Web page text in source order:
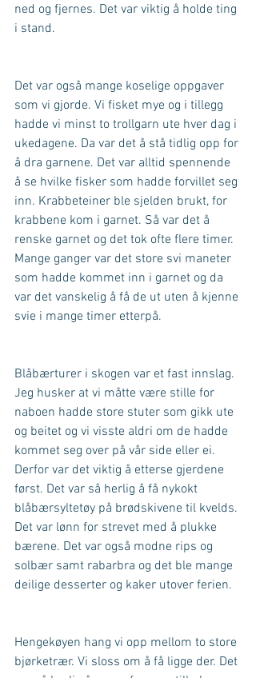
ned og fjernes. Det var viktig å holde ting
i stand.
Det var også mange koselige oppgaver
som vi gjorde. Vi fisket mye og i tillegg
hadde vi minst to trollgarn ute hver dag i
ukedagene. Da var det å stå tidlig opp for
å dra garnene. Det var alltid spennende
å se hvilke fisker som hadde forvillet seg
inn. Krabbeteiner ble sjelden brukt, for
krabbene kom i garnet. Så var det å
renske garnet og det tok ofte flere timer.
Mange ganger var det store svi maneter
som hadde kommet inn i garnet og da
var det vanskelig å få de ut uten å kjenne
svie i mange timer etterpå.
Blåbærturer i skogen var et fast innslag.
Jeg husker at vi måtte være stille for
naboen hadde store stuter som gikk ute
og beitet og vi visste aldri om de hadde
kommet seg over på vår side eller ei.
Derfor var det viktig å etterse gjerdene
først. Det var så herlig å få nykokt
blåbærsyltetøy på brødskivene til kvelds.
Det var lønn for strevet med å plukke
bærene. Det var også modne rips og
solbær samt rabarbra og det ble mange
deilige desserter og kaker utover ferien.
Hengekøyen hang vi opp mellom to store
bjørketrær. Vi sloss om å få ligge der. Det